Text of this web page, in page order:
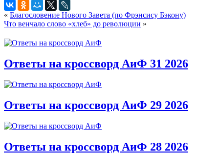
« Благословение Нового Завета (по Фрэнсису Бэкону)
Что венчало слово «хлеб» до революции »
Ответы на кроссворд АиФ 31 2026
Ответы на кроссворд АиФ 29 2026
Ответы на кроссворд АиФ 28 2026